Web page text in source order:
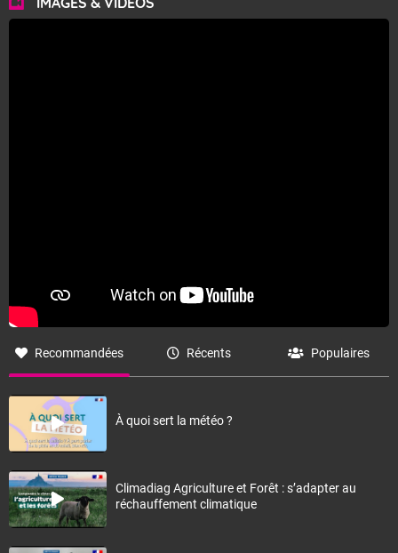
Recommandées Récents Populaires
À quoi sert la météo ?
Climadiag Agriculture et Forêt : s’adapter au
réchauffement climatique